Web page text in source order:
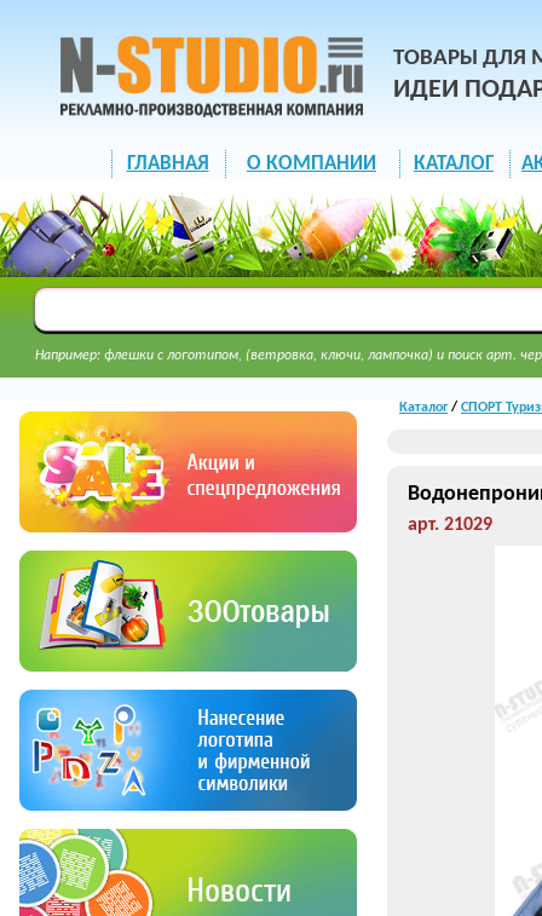
ТОВАРЫ ДЛЯ
ИДЕИ
ГЛАВНАЯ О КОМПАНИИ КАТАЛОГ
Например: флешки с логотипом, (ветровка, ключи, лампочка) и поиск арт.
Каталог/ СПОРТ
арт. 21029